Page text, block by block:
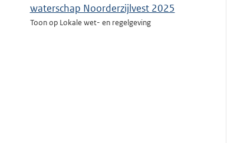
waterschap Noorderzijlvest 2025
Toon op Lokale wet- en regelgeving